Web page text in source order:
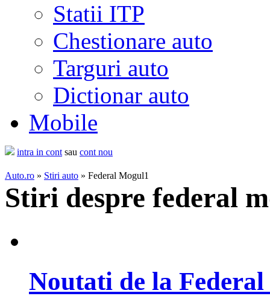
Statii ITP
Chestionare auto
Targuri auto
Dictionar auto
Mobile
intra in cont sau cont nou
Auto.ro » Stiri auto » Federal Mogul1
Stiri despre federal
Noutati de la